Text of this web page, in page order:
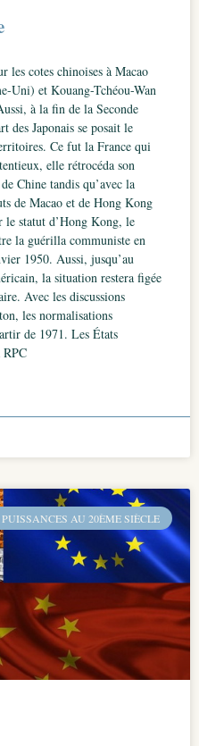
les cotes chinoises à Macao
Uni) et Kouang-Tchéou-Wan
à la fin de la Seconde
des Japonais se posait le
Ce fut la France qui
elle rétrocéda son
Chine tandis qu’avec la
de Macao et de Hong Kong
le statut d’Hong Kong, le
la guérilla communiste en
1950. Aussi, jusqu’au
la situation restera figée
Avec les discussions
les normalisations
de 1971. Les États
RPC
AU 20ÈME SIÈCLE